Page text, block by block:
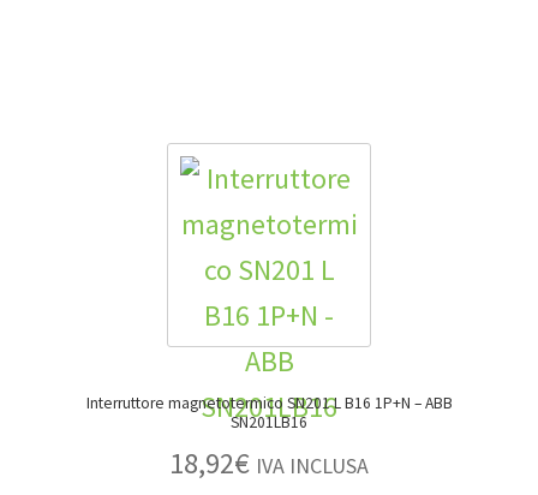
Interruttore magnetotermico SN201 L B16 1P+N – ABB
SN201LB16
18,92€ IVA INCLUSA